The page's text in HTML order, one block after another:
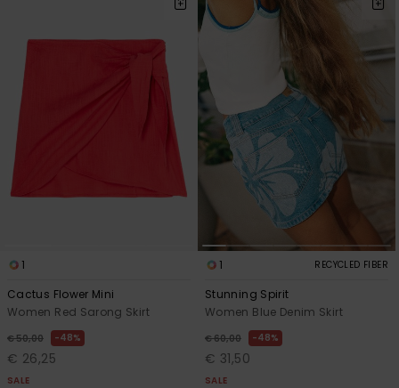
1
Cactus Flower Mini
Women Red Sarong Skirt
€ 50,00 48%
€ 26,25
SALE
1 RECYCLED FIBER
Stunning Spirit
Women Blue Denim Skirt
€ 60,00 48%
€ 31,50
SALE